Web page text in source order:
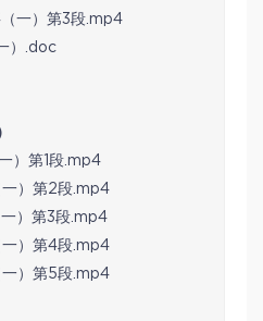
一）第3段.mp4
）.doc
）第1段.mp4
）第2段.mp4
）第3段.mp4
）第4段.mp4
）第5段.mp4